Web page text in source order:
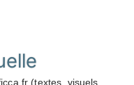
(textes, visuels,